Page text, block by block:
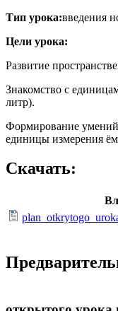
Тип урока:введения
Цели урока:
Развитие
Знакомство с
литр).
Формирование умений
единицы измерения
Скачать: